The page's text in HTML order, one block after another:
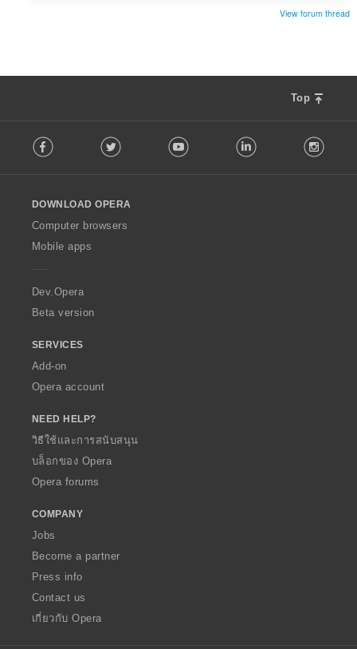
View forum thread
Top
o
w
O
p
a
Facebook Twitter Youtube LinkedIn
DOWNLOAD OPERA
Computer browsers
Mobile apps
Dev.Opera
Beta version
SERVICES
Add-on
Opera account
NEED HELP?
วิธีใช้และการสนับสนุน
บล็อกของ Opera
Opera forums
COMPANY
Jobs
Become a partner
Press info
Contact us
เกี่ยวกับ Opera